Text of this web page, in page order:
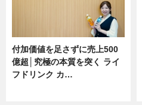
付加価値を足さずに売上500
億超│究極の本質を突く ライ
フドリンク カ…